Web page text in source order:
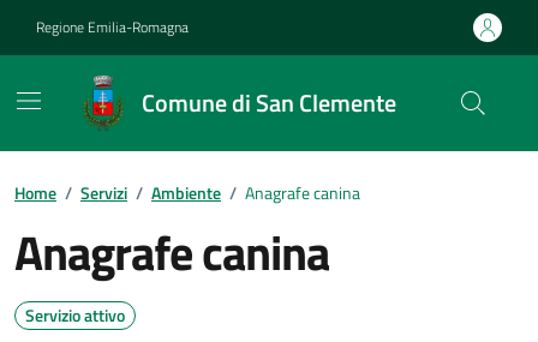
Regione Emilia-Romagna
Comune di San Clemente
Contenuti in evidenza
Home / Servizi / Ambiente / Anagrafe canina
Anagrafe canina
Servizio attivo